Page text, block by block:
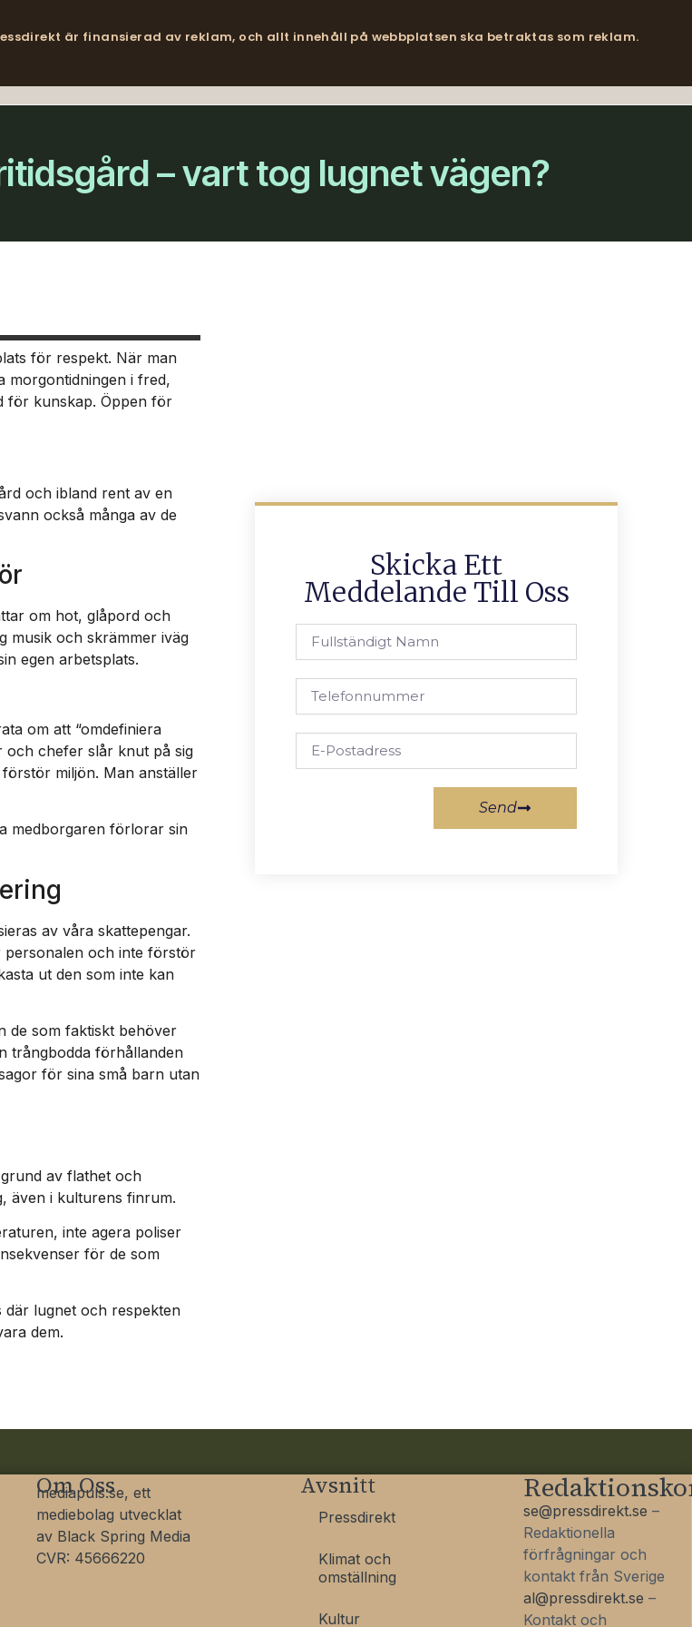
är finansierad av reklam, och allt innehåll på webbplatsen ska betraktas som reklam.
– vart tog lugnet vägen?
för respekt. När man
morgontidningen i fred,
för kunskap. Öppen för
och ibland rent av en
också många av de
om hot, glåpord och
musik och skrämmer iväg
egen arbetsplats.
om att “omdefiniera
och chefer slår knut på sig
miljön. Man anställer
medborgaren förlorar sin
av våra skattepengar.
och inte förstör
ut den som inte kan
de som faktiskt behöver
trångbodda förhållanden
för sina små barn utan
av flathet och
även i kulturens finrum.
inte agera poliser
för de som
där lugnet och respekten
dem.
Skicka Ett
Meddelande Till Oss
Send
Om Oss
mediapuls.se, ett
mediebolag utvecklat
av Black Spring Media
CVR: 45666220
Avsnitt
Pressdirekt
Klimat och
omställning
Kultur
se@pressdirekt.se –
Redaktionella
förfrågningar och
kontakt från Sverige
al@pressdirekt.se –
Kontakt och